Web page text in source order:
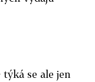
se ale jen